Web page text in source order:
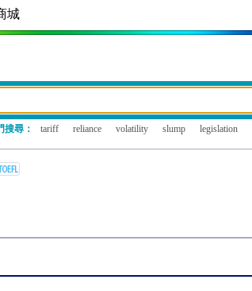
城
搜尋： tariff reliance volatility slump legislation